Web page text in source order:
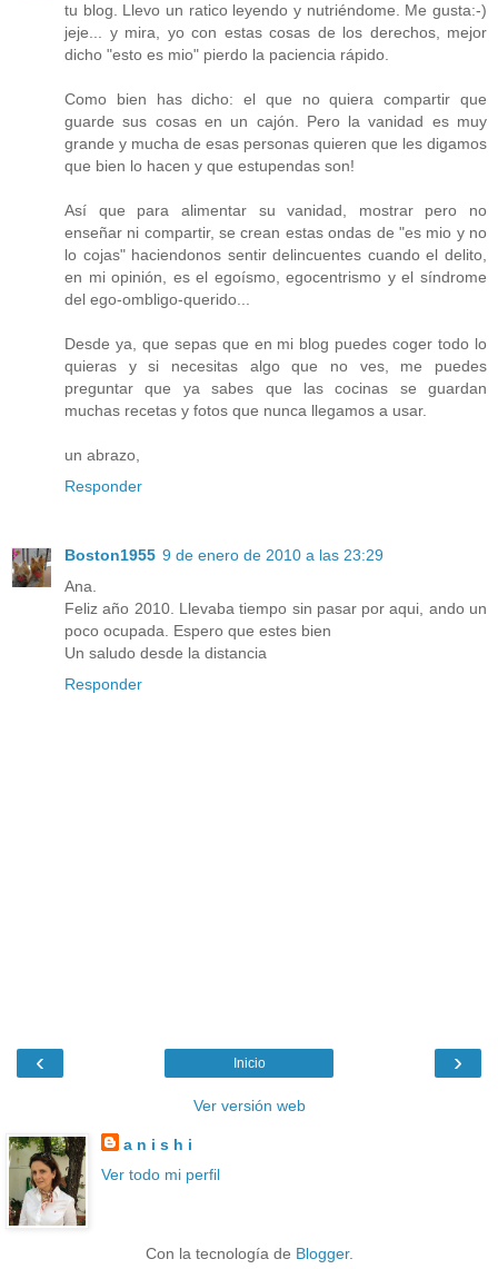
tu blog. Llevo un ratico leyendo y nutriéndome. Me gusta:-)
jeje... y mira, yo con estas cosas de los derechos, mejor
dicho "esto es mio" pierdo la paciencia rápido.
Como bien has dicho: el que no quiera compartir que
guarde sus cosas en un cajón. Pero la vanidad es muy
grande y mucha de esas personas quieren que les digamos
que bien lo hacen y que estupendas son!
Así que para alimentar su vanidad, mostrar pero no
enseñar ni compartir, se crean estas ondas de "es mio y no
lo cojas" haciendonos sentir delincuentes cuando el delito,
en mi opinión, es el egoísmo, egocentrismo y el síndrome
del ego-ombligo-querido...
Desde ya, que sepas que en mi blog puedes coger todo lo
quieras y si necesitas algo que no ves, me puedes
preguntar que ya sabes que las cocinas se guardan
muchas recetas y fotos que nunca llegamos a usar.
un abrazo,
Responder
Boston1955 9 de enero de 2010 a las 23:29
Ana.
Feliz año 2010. Llevaba tiempo sin pasar por aqui, ando un
poco ocupada. Espero que estes bien
Un saludo desde la distancia
Responder
‹ ›
Inicio
Ver versión web
a n i s h i
Ver todo mi perfil
Con la tecnología de Blogger.